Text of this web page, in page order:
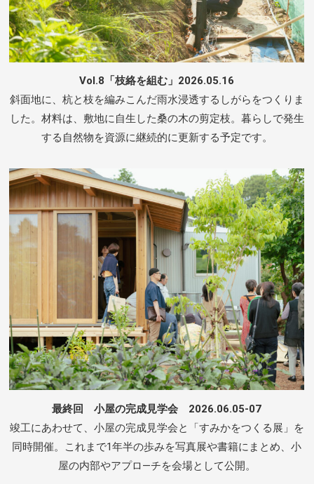
Vol.8「枝絡を組む」2026.05.16
斜面地に、杭と枝を編みこんだ雨水浸透するしがらをつくりま
した。材料は、敷地に自生した桑の木の剪定枝。暮らしで発生
する自然物を資源に継続的に更新する予定です。
最終回 小屋の完成見学会 2026.06.05-07
竣工にあわせて、小屋の完成見学会と「すみかをつくる展」を
同時開催。これまで1年半の歩みを写真展や書籍にまとめ、小
屋の内部やアプロ―チを会場として公開。